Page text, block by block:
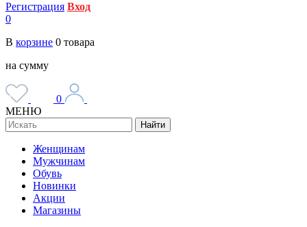
Регистрация Вход
0
В корзине 0 товара
на сумму
0
МЕНЮ
Найти
Женщинам
Мужчинам
Обувь
Новинки
Акции
Магазины